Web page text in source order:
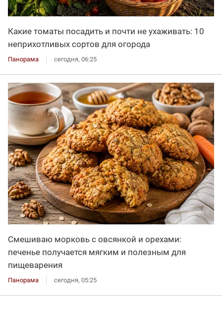
Какие томаты посадить и почти не ухаживать: 10
неприхотливых сортов для огорода
Панорама сегодня, 06:25
Смешиваю морковь с овсянкой и орехами:
печенье получается мягким и полезным для
пищеварения
Панорама сегодня, 05:25